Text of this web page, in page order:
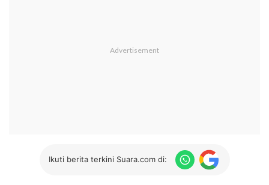
Ikuti berita terkini Suara.com di: